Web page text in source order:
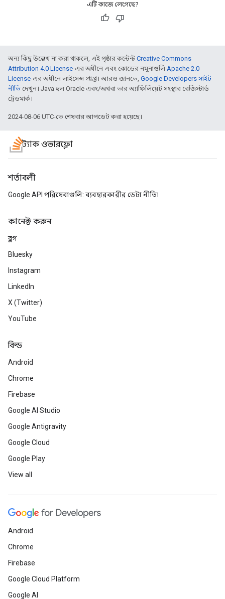
এটি কাজে লেগেছে?
অন্য কিছু উল্লেখ না করা থাকলে, এই পৃষ্ঠার কন্টেন্ট Creative Commons
Attribution 4.0 License-এর অধীনে এবং কোডের নমুনাগুলিApache 2.0
License-এর অধীনে লাইসেন্স প্রাপ্ত। আরও জানতে, Google Developers সাইট
নীতি দেখুন। Java হল Oracle এবং/অথবা তার অ্যাফিলিয়েট সংস্থার রেজিস্টার্ড
ট্রেডমার্ক।
2024-08-06 UTC-তে শেষবার আপডেট করা হয়েছে।
স্ট্যাক ওভারফ্লো
শর্তাবলী
Google API পরিষেবাগুলি: ব্যবহারকারীর ডেটা নীতি৷
কানেক্ট করুন
ব্লগ
Bluesky
Instagram
LinkedIn
X (Twitter)
YouTube
বিল্ড
Android
Chrome
Firebase
Google AI Studio
Google Antigravity
Google Cloud
Google Play
View all
Android
Chrome
Firebase
Google Cloud Platform
Google AI